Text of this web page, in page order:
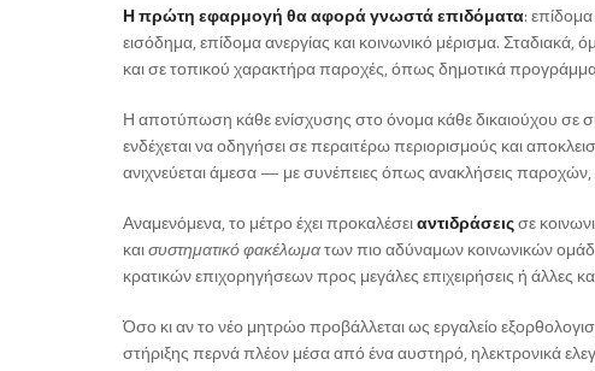
Η πρώτη εφαρμογή θα αφορά γνωστά επιδόματα:
εισόδημα, επίδομα ανεργίας και κοινωνικό μέρισμα. Σταδιακά,
και σε τοπικού χαρακτήρα παροχές, όπως δημοτικά
Η αποτύπωση κάθε ενίσχυσης στο όνομα κάθε δικαιούχου σε
ενδέχεται να οδηγήσει σε περαιτέρω περιορισμούς και
ανιχνεύεται άμεσα — με συνέπειες όπως ανακλήσεις
Αναμενόμενα, το μέτρο έχει προκαλέσειαντιδράσειςσε
καισυστηματικό φακέλωματων πιο αδύναμων κοινωνικών
κρατικών επιχορηγήσεων προς μεγάλες επιχειρήσεις ή άλλες
Όσο κι αν το νέο μητρώο προβάλλεται ως εργαλείο
στήριξης περνά πλέον μέσα από ένα αυστηρό, ηλεκτρονικά